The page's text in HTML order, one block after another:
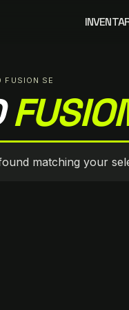
FUSION SE
matching your